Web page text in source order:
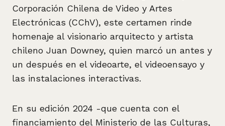
Corporación Chilena de Video y Artes
Electrónicas (CChV), este certamen rinde
homenaje al visionario arquitecto y artista
chileno Juan Downey, quien marcó un antes y
un después en el videoarte, el videoensayo y
las instalaciones interactivas.
En su edición 2024 -que cuenta con el
financiamiento del Ministerio de las Culturas,